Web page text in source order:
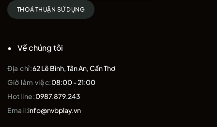
THOẢ THUẬN SỬ DỤNG
Về chúng tôi
Địa chỉ:62 Lê Bình, Tân An, Cần Thơ
Giờ làm việc:08:00 - 21:00
Hotline:0987.879.243
Email:info@nvbplay.vn